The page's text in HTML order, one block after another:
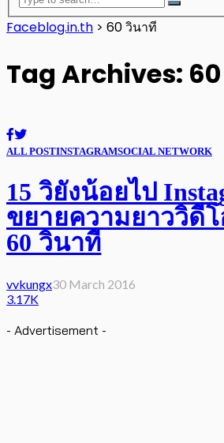
Faceblog.in.th > 60 วินาที
Tag Archives:
ALL POSTINSTAGRAMSOCIAL NETWORK
15 วิยังน้อยไป
ขยายความยาววิดี
60 วินาที
vvkungx30 March 2016
3.17K
- Advertisement -